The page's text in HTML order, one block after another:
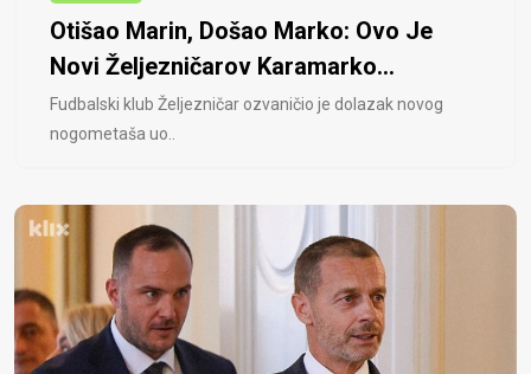
Otišao Marin, Došao Marko: Ovo Je
Novi Željezničarov Karamarko...
Fudbalski klub Željezničar ozvaničio je dolazak novog
nogometaša uo..